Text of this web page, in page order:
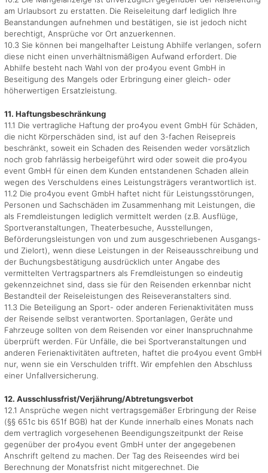
am Urlaubsort zu erstatten. Die Reiseleitung darf lediglich Ihre
Beanstandungen aufnehmen und bestätigen, sie ist jedoch nicht
berechtigt, Ansprüche vor Ort anzuerkennen.
10.3 Sie können bei mangelhafter Leistung Abhilfe verlangen, sofern
diese nicht einen unverhältnismäßigen Aufwand erfordert. Die
Abhilfe besteht nach Wahl von der pro4you event GmbH in
Beseitigung des Mangels oder Erbringung einer gleich- oder
höherwertigen Ersatzleistung.
11. Haftungsbeschränkung
11.1 Die vertragliche Haftung der pro4you event GmbH für Schäden,
die nicht Körperschäden sind, ist auf den 3-fachen Reisepreis
beschränkt, soweit ein Schaden des Reisenden weder vorsätzlich
noch grob fahrlässig herbeigeführt wird oder soweit die pro4you
event GmbH für einen dem Kunden entstandenen Schaden allein
wegen des Verschuldens eines Leistungsträgers verantwortlich ist.
11.2 Die pro4you event GmbH haftet nicht für Leistungsstörungen,
Personen und Sachschäden im Zusammenhang mit Leistungen, die
als Fremdleistungen lediglich vermittelt werden (z.B. Ausflüge,
Sportveranstaltungen, Theaterbesuche, Ausstellungen,
Beförderungsleistungen von und zum ausgeschriebenen Ausgangs-
und Zielort), wenn diese Leistungen in der Reiseausschreibung und
der Buchungsbestätigung ausdrücklich unter Angabe des
vermittelten Vertragspartners als Fremdleistungen so eindeutig
gekennzeichnet sind, dass sie für den Reisenden erkennbar nicht
Bestandteil der Reiseleistungen des Reiseveranstalters sind.
11.3 Die Beteiligung an Sport- oder anderen Ferienaktivitäten muss
der Reisende selbst verantworten. Sportanlagen, Geräte und
Fahrzeuge sollten von dem Reisenden vor einer Inanspruchnahme
überprüft werden. Für Unfälle, die bei Sportveranstaltungen und
anderen Ferienaktivitäten auftreten, haftet die pro4you event GmbH
nur, wenn sie ein Verschulden trifft. Wir empfehlen den Abschluss
einer Unfallversicherung.
12. Ausschlussfrist/Verjährung/Abtretungsverbot
12.1 Ansprüche wegen nicht vertragsgemäßer Erbringung der Reise
(§§ 651c bis 651f BGB) hat der Kunde innerhalb eines Monats nach
dem vertraglich vorgesehenen Beendigungszeitpunkt der Reise
gegenüber der pro4you event GmbH unter der angegebenen
Anschrift geltend zu machen. Der Tag des Reiseendes wird bei
Berechnung der Monatsfrist nicht mitgerechnet. Die